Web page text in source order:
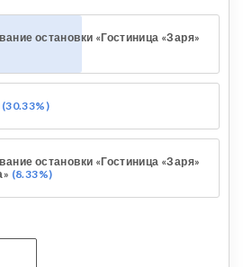
остановки «Гостиница «Заря»
30.33%
остановки «Гостиница «Заря»
8.33%